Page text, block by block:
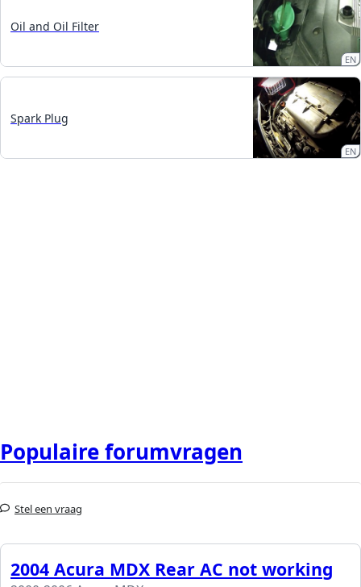
Oil and Oil Filter
EN
Spark Plug
EN
Populaire forumvragen
Stel een vraag
2004 Acura MDX Rear AC not working